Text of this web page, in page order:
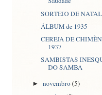
SORTEIO DE NATAL
ÁLBUM de 1935
CEREJA DE
1937
SAMBISTAS
DO SAMBA
►novembro(5)